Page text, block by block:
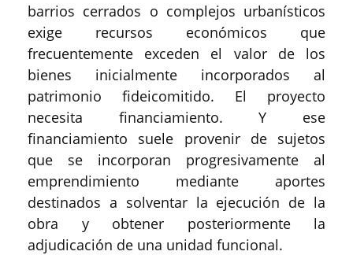
barrios cerrados o complejos urbanísticos
exige recursos económicos que
frecuentemente exceden el valor de los
bienes inicialmente incorporados al
patrimonio fideicomitido. El proyecto
necesita financiamiento. Y ese
financiamiento suele provenir de sujetos
que se incorporan progresivamente al
emprendimiento mediante aportes
destinados a solventar la ejecución de la
obra y obtener posteriormente la
adjudicación de una unidad funcional.